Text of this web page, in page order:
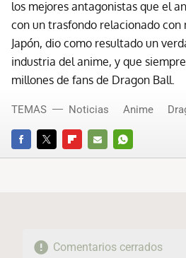
los mejores antagonistas que el
con un trasfondo relacionado con
Japón, dio como resultado un
industria del anime, y que
millones de fans de Dragon Ball.
FACEBOOKTWITTERFLIPBOARD
E-
WHATSAPP
TEMAS Noticias Anime
Comentarios cerrados